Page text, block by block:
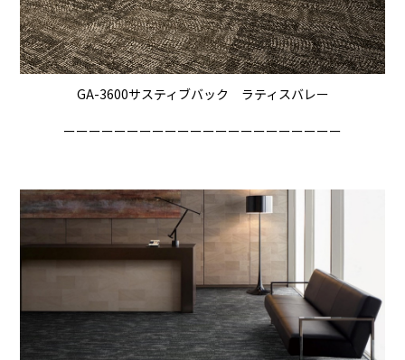
GA-3600サスティブバック ラティスバレー
ーーーーーーーーーーーーーーーーーーーーーー